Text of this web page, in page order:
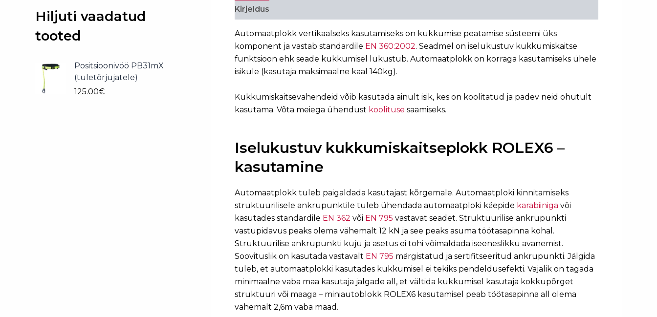
Hiljuti vaadatud
tooted
Positsioonivöö PB31mX
(tuletõrjujatele)
125.00€
Kirjeldus
Automaatplokk vertikaalseks kasutamiseks on kukkumise peatamise süsteemi üks
komponent ja vastab standardile EN 360:2002. Seadmel on iselukustuv kukkumiskaitse
funktsioon ehk seade kukkumisel lukustub. Automaatplokk on korraga kasutamiseks ühele
isikule (kasutaja maksimaalne kaal 140kg).
Kukkumiskaitsevahendeid võib kasutada ainult isik, kes on koolitatud ja pädev neid ohutult
kasutama. Võta meiega ühendust koolituse saamiseks.
Iselukustuv kukkumiskaitseplokk ROLEX6 –
kasutamine
Automaatplokk tuleb paigaldada kasutajast kõrgemale. Automaatploki kinnitamiseks
struktuurilisele ankrupunktile tuleb ühendada automaatploki käepide karabiiniga või
kasutades standardile EN 362 või EN 795 vastavat seadet. Struktuurilise ankrupunkti
vastupidavus peaks olema vähemalt 12 kN ja see peaks asuma töötasapinna kohal.
Struktuurilise ankrupunkti kuju ja asetus ei tohi võimaldada iseeneslikku avanemist.
Soovituslik on kasutada vastavalt EN 795 märgistatud ja sertifitseeritud ankrupunkti. Jälgida
tuleb, et automaatplokki kasutades kukkumisel ei tekiks pendeldusefekti. Vajalik on tagada
minimaalne vaba maa kasutaja jalgade all, et vältida kukkumisel kasutaja kokkupõrget
struktuuri või maaga – miniautoblokk ROLEX6 kasutamisel peab töötasapinna all olema
vähemalt 2,6m vaba maad.